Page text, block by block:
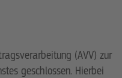
(AVV) zur
geschlossen. Hierbei